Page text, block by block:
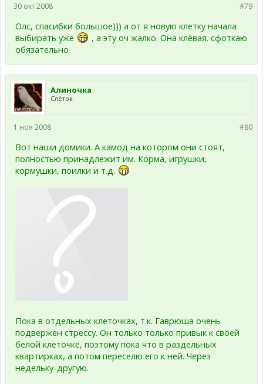
#79
30 окт 2008
Олс, спасибки большое))) а от я новую клетку начала
выбирать уже
, а эту оч жалко. Она клёвая. сфоткаю
обязательно
Алиночка
Слёток
#80
1 ноя 2008
Вот наши домики. А камод на котором они стоят,
полностью принадлежит им. Корма, игрушки,
кормушки, поилки и т.д.
Пока в отдельных клеточках, т.к. Гаврюша очень
подвержен стрессу. Он только только привык к своей
белой клеточке, поэтому пока что в раздельных
квартирках, а потом переселю его к ней. Через
недельку-другую.